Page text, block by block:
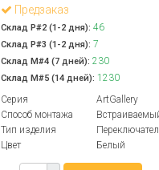
Предзаказ
Склад Р#2 (1-2 дня): 46
Склад Р#3 (1-2 дня): 7
Склад М#4 (7 дней): 230
Склад М#5 (14 дней): 1230
Серия
ArtGallery
Способ монтажа
Тип изделия
Цвет
Белый